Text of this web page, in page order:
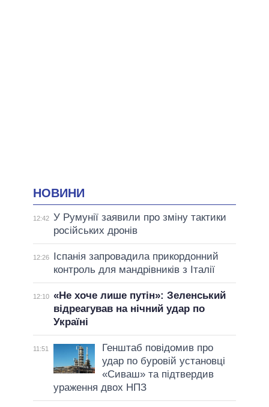
НОВИНИ
12:42 У Румунії заявили про зміну тактики
російських дронів
12:26
Іспанія запровадила прикордонний
контроль для мандрівників з Італії
12:10 «Не хоче лише путін»: Зеленський
відреагував на нічний удар по
Україні
11:51
Генштаб повідомив про
удар по буровій установці
«Сиваш» та підтвердив
ураження двох НПЗ